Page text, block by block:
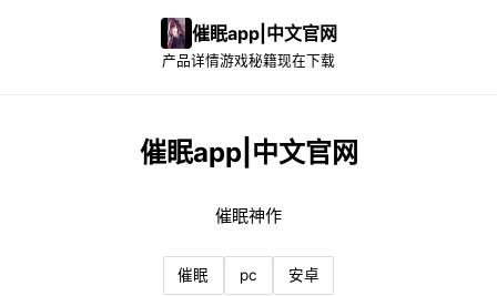
催眠app|中文官网
产品详情游戏秘籍现在下载
催眠app|中文官网
催眠神作
催眠 pc 安卓